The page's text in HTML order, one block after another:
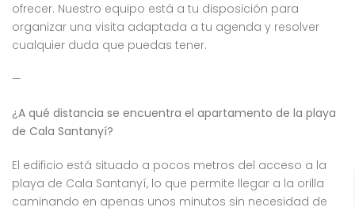
ofrecer. Nuestro equipo está a tu disposición para
organizar una visita adaptada a tu agenda y resolver
cualquier duda que puedas tener.
—
¿A qué distancia se encuentra el apartamento de la playa
de Cala Santanyí?
El edificio está situado a pocos metros del acceso a la
playa de Cala Santanyí, lo que permite llegar a la orilla
caminando en apenas unos minutos sin necesidad de